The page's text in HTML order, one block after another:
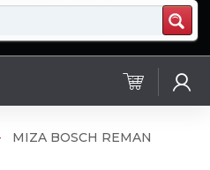
MIZA BOSCH REMAN